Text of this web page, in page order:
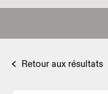
Retour aux résultats